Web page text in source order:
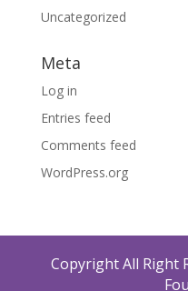
Uncategorized
Meta
Log in
Entries feed
Comments feed
WordPress.org
Copyright All Right